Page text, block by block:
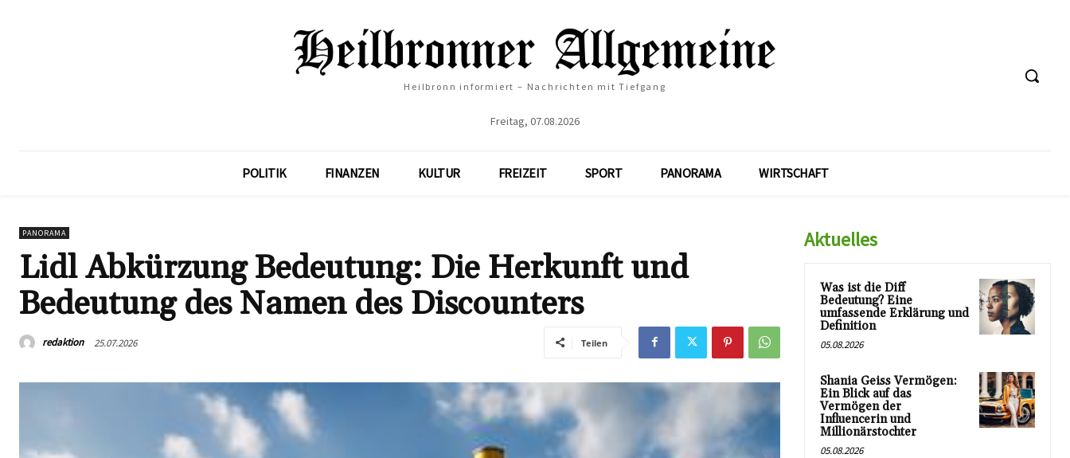
Heilbronn informiert – Nachrichten mit Tiefgang
Freitag, 07.08.2026
POLITIK FINANZEN KULTUR FREIZEIT SPORT PANORAMA WIRTSCHAFT
PANORAMA
Lidl Abkürzung Bedeutung: Die Herkunft und
Bedeutung des Namen des Discounters
redaktion 25.07.2026 Teilen
Aktuelles
Was ist die Diff
Bedeutung? Eine
umfassende Erklärung und
Definition
05.08.2026
Shania Geiss Vermögen:
Ein Blick auf das
Vermögen der
Influencerin und
Millionärstochter
05.08.2026